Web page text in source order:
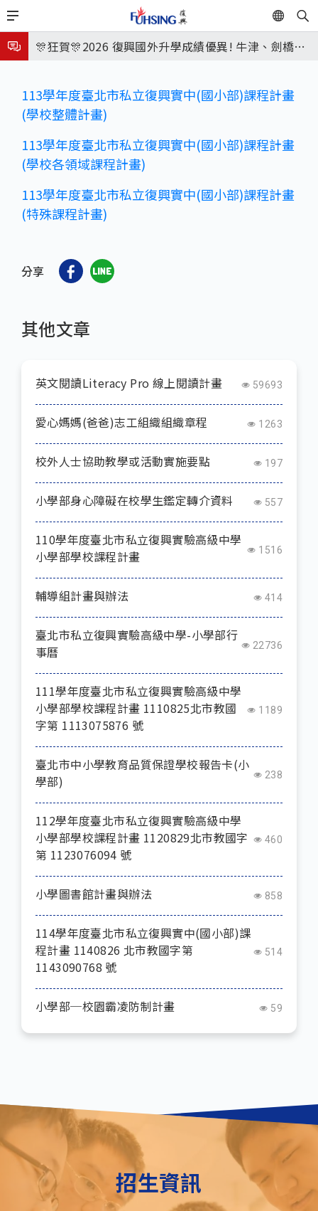
移
至
主
內
EN
🎉🎉🎉狂賀! 12望蘇同學榮錄MIT麻省理工學院，本校
連續兩年錄取世界第一學府！
🎊狂賀🎊2026 復興國外升學成績優異! 牛津、劍橋首
取標準、62%達台大錄取標準。各組合4科60級分9人
7月27日 中學暑輔開始
🎉🎉🎉狂賀! 12望蘇同學榮錄MIT麻省理工學院，本校
連續兩年錄取世界第一學府！
113學年度臺北市私立復興實中(國小部)課程計畫
(學校整體計畫)
113學年度臺北市私立復興實中(國小部)課程計畫
(學校各領域課程計畫)
113學年度臺北市私立復興實中(國小部)課程計畫
(特殊課程計畫)
分享
其他文章
英文閱讀Literacy Pro 線上閱讀計畫 59693
愛心媽媽(爸爸)志工組織組織章程 1263
校外人士協助教學或活動實施要點 197
小學部身心障礙在校學生鑑定轉介資料 557
110學年度臺北市私立復興實驗高級中學
小學部學校課程計畫
1516
輔導組計畫與辦法 414
臺北市私立復興實驗高級中學-小學部行
事曆
22736
111學年度臺北市私立復興實驗高級中學
小學部學校課程計畫 1110825北市教國
字第 1113075876 號
1189
臺北市中小學教育品質保證學校報告卡(小
學部)
238
112學年度臺北市私立復興實驗高級中學
小學部學校課程計畫 1120829北市教國字
第 1123076094 號
460
小學圖書館計畫與辦法 858
114學年度臺北市私立復興實中(國小部)課
程計畫 1140826 北市教國字第
1143090768 號
514
小學部─校園霸凌防制計畫 59
招生資訊